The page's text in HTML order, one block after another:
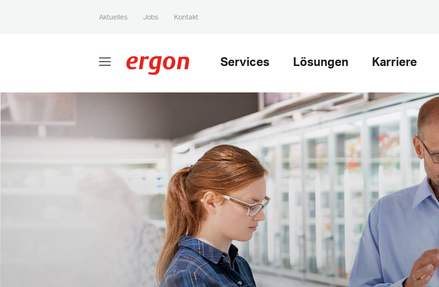
Aktuelles Jobs Kontakt
Services Lösungen Karriere